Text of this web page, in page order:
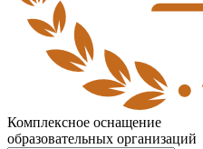
Комплексное оснащение
образовательных организаций